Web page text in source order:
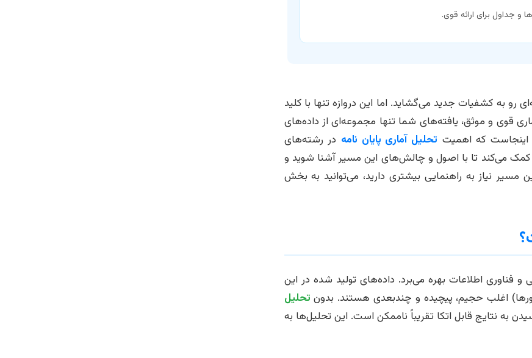
رو به کشفیات جدید می‌گشاید. اما این دروازه تنها با کلید
قوی و موثق، یافته‌های شما تنها مجموعه‌ای از داده‌های
اینجاست که اهمیت تحلیل آماری پایان نامه در رشته‌های
می‌کند تا با اصول و چالش‌های این مسیر آشنا شوید و
مسیر نیاز به راهنمایی بیشتری دارید، می‌توانید به بخش
اطلاعات بهره می‌برد. داده‌های تولید شده در این
اغلب حجیم، پیچیده و چندبعدی هستند. بدون تحلیل
به نتایج قابل اتکا تقریباً ناممکن است. این تحلیل‌ها به